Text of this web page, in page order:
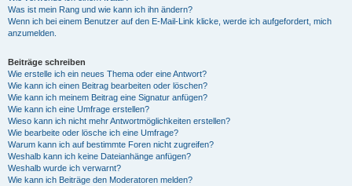
Was ist mein Rang und wie kann ich ihn ändern?
Wenn ich bei einem Benutzer auf den E-Mail-Link klicke, werde ich aufgefordert, mich
anzumelden.
Beiträge schreiben
Wie erstelle ich ein neues Thema oder eine Antwort?
Wie kann ich einen Beitrag bearbeiten oder löschen?
Wie kann ich meinem Beitrag eine Signatur anfügen?
Wie kann ich eine Umfrage erstellen?
Wieso kann ich nicht mehr Antwortmöglichkeiten erstellen?
Wie bearbeite oder lösche ich eine Umfrage?
Warum kann ich auf bestimmte Foren nicht zugreifen?
Weshalb kann ich keine Dateianhänge anfügen?
Weshalb wurde ich verwarnt?
Wie kann ich Beiträge den Moderatoren melden?